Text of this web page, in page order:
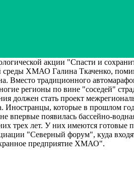
акции "Спасти и
среды ХМАО Галина Ткаченко,
Вместо традиционного
регионы по вине "соседей"
должен стать проект
Иностранцы, которые в прошлом
впервые появилась бассейно-
лет. У них имеются готовые
"Северный форум", куда
предприятие ХМАО".